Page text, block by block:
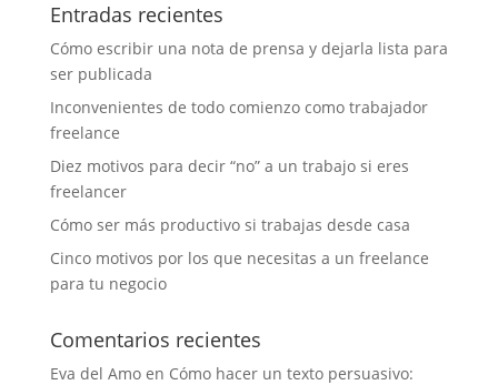
Entradas recientes
Cómo escribir una nota de prensa y dejarla lista para
ser publicada
Inconvenientes de todo comienzo como trabajador
freelance
Diez motivos para decir “no” a un trabajo si eres
freelancer
Cómo ser más productivo si trabajas desde casa
Cinco motivos por los que necesitas a un freelance
para tu negocio
Comentarios recientes
Eva del Amoen Cómo hacer un texto persuasivo: